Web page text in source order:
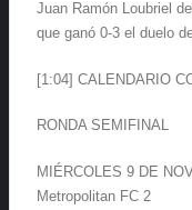
Juan Ramón Loubriel
que ganó 0-3 el duelo
[1:04] CALENDARIO
RONDA SEMIFINAL
MIÉRCOLES 9 DE
Metropolitan FC 2